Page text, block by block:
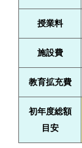
授業料
施設費
教育拡充費
初年度総額
目安